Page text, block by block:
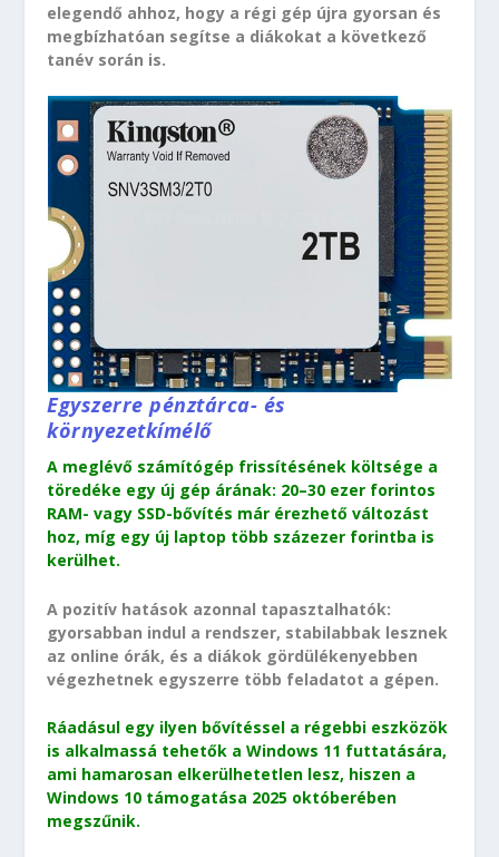
elegendő ahhoz, hogy a régi gép újra gyorsan és
megbízhatóan segítse a diákokat a következő
tanév során is.
Egyszerre pénztárca- és
környezetkímélő
A meglévő számítógép frissítésének költsége a
töredéke egy új gép árának: 20–30 ezer forintos
RAM- vagy SSD-bővítés már érezhető változást
hoz, míg egy új laptop több százezer forintba is
kerülhet.
A pozitív hatások azonnal tapasztalhatók:
gyorsabban indul a rendszer, stabilabbak lesznek
az online órák, és a diákok gördülékenyebben
végezhetnek egyszerre több feladatot a gépen.
Ráadásul egy ilyen bővítéssel a régebbi eszközök
is alkalmassá tehetők a Windows 11 futtatására,
ami hamarosan elkerülhetetlen lesz, hiszen a
Windows 10 támogatása 2025 októberében
megszűnik.